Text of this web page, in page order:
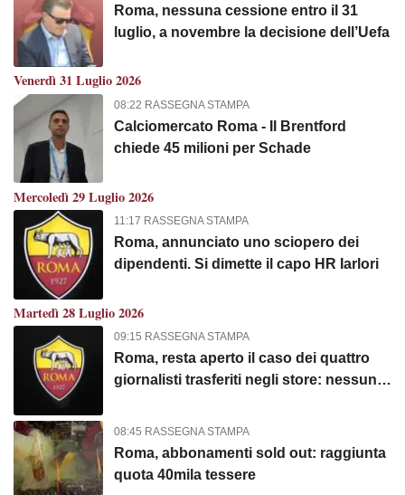
Roma, nessuna cessione entro il 31
luglio, a novembre la decisione dell’Uefa
Venerdì 31 Luglio 2026
08:22 RASSEGNA STAMPA
Calciomercato Roma - Il Brentford
chiede 45 milioni per Schade
Mercoledì 29 Luglio 2026
11:17 RASSEGNA STAMPA
Roma, annunciato uno sciopero dei
dipendenti. Si dimette il capo HR Iarlori
Martedì 28 Luglio 2026
09:15 RASSEGNA STAMPA
Roma, resta aperto il caso dei quattro
giornalisti trasferiti negli store: nessuna
08:45 RASSEGNA STAMPA
Roma, abbonamenti sold out: raggiunta
quota 40mila tessere